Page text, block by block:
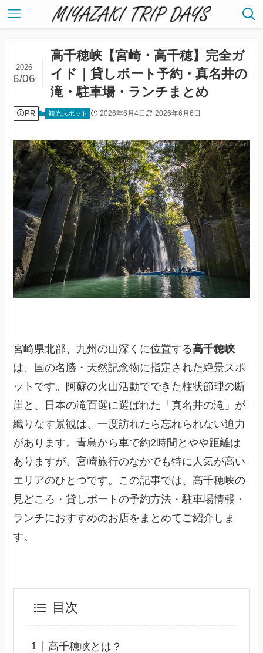
高千穂峡【宮崎・高千穂】完全ガ
イド｜貸しボート予約・真名井の
滝・駐車場・ランチまとめ
2026
6/06
PR 観光スポット 2026年6月4日 2026年6月6日
宮崎県北部、九州の山深くに位置する高千穂峡
は、国の名勝・天然記念物に指定された絶景スポ
ットです。阿蘇の火山活動でできた柱状節理の断
崖と、日本の滝百選に選ばれた「真名井の滝」が
織りなす景観は、一度訪れたら忘れられない迫力
があります。青島から車で約2時間とやや距離は
ありますが、宮崎旅行のなかでも特に人気が高い
エリアのひとつです。この記事では、高千穂峡の
見どころ・貸しボートの予約方法・駐車場情報・
ランチにおすすめのお店をまとめてご紹介しま
す。
目次
高千穂峡とは？